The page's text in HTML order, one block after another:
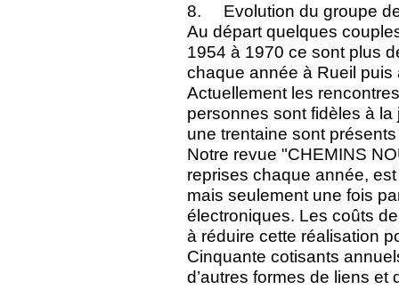
8. Evolution du groupe
Au départ quelques
1954 à 1970 ce sont plus
chaque année à Rueil
Actuellement les
personnes sont fidèles à
une trentaine sont
Notre revue "CHEMINS
reprises chaque année,
mais seulement une fois
électroniques. Les coûts
à réduire cette réalisation
Cinquante cotisants
d’autres formes de liens et